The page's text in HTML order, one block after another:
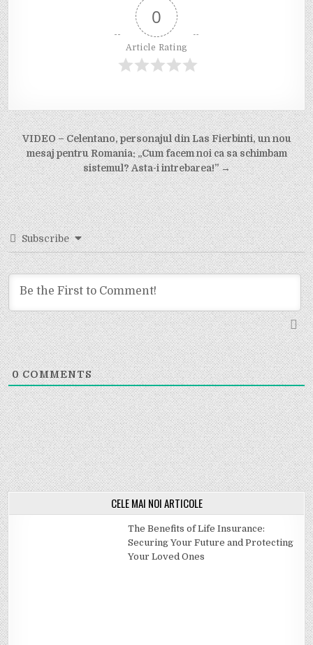
0
Article Rating
Post
navigation
VIDEO – Celentano, personajul din Las Fierbinti, un nou
mesaj pentru Romania: „Cum facem noi ca sa schimbam
sistemul? Asta-i intrebarea!” →
Subscribe
0COMMENTS
CELE MAI NOI ARTICOLE
The Benefits of Life Insurance:
Securing Your Future and Protecting
Your Loved Ones